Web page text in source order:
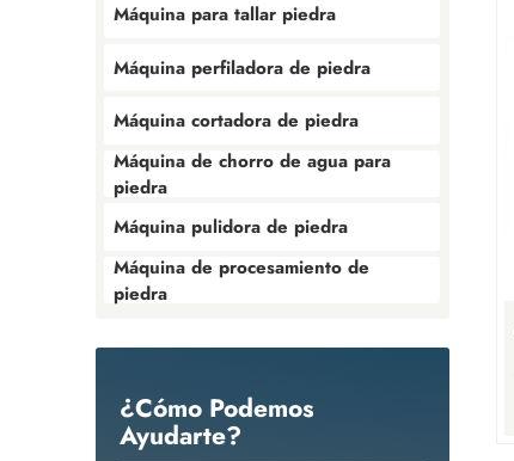
Máquina para tallar piedra
Máquina perfiladora de piedra
Máquina cortadora de piedra
Máquina de chorro de agua para
piedra
Máquina pulidora de piedra
Máquina de procesamiento de
piedra
¿Cómo Podemos
Ayudarte?